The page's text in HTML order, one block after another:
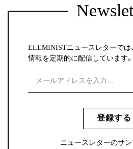
ELEMINISTニュースレターでは
情報を定期的に配信しています。
登録する
ニュースレターのサ